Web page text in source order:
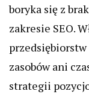
boryka się z
zakresie SEO.
zasobów ani
strategii